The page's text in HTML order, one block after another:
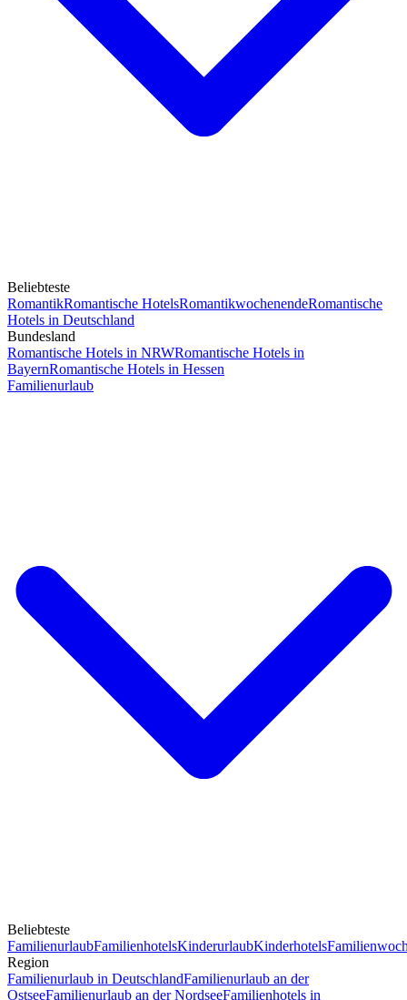
Beliebteste
RomantikRomantische HotelsRomantikwochenendeRomantische
Hotels in Deutschland
Bundesland
Romantische Hotels in NRWRomantische Hotels in
BayernRomantische Hotels in Hessen
Familienurlaub
Beliebteste
FamilienurlaubFamilienhotelsKinderurlaubKinderhotels
Region
Familienurlaub in DeutschlandFamilienurlaub an der
OstseeFamilienurlaub an der NordseeFamilienhotels in